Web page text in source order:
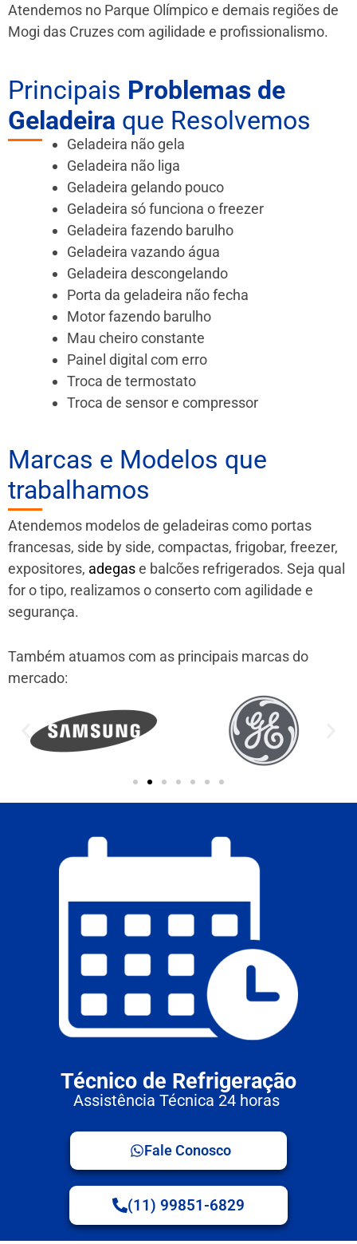
Atendemos no Parque Olímpico e demais regiões de
Mogi das Cruzescom agilidade e profissionalismo.
Principais Problemas de
Geladeira que Resolvemos
Geladeira não gela
Geladeira não liga
Geladeira gelando pouco
Geladeira só funciona o freezer
Geladeira fazendo barulho
Geladeira vazando água
Geladeira descongelando
Porta da geladeira não fecha
Motor fazendo barulho
Mau cheiro constante
Painel digital com erro
Troca de termostato
Troca de sensor e compressor
Marcas e Modelos que
trabalhamos
Atendemos modelos de geladeiras como portas
francesas, side by side, compactas, frigobar, freezer,
expositores, adegase balcões refrigerados. Seja qual
for o tipo, realizamos o conserto com agilidade e
segurança.
Também atuamos com as principais marcas do
mercado:
Técnico de Refrigeração
Assistência Técnica 24 horas
Fale Conosco
(11) 99851-6829